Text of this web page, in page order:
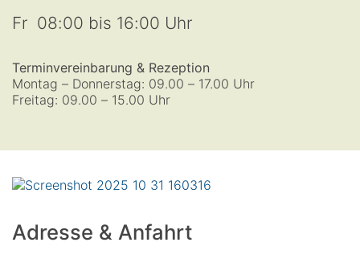
Fr 08:00 bis 16:00 Uhr
Terminvereinbarung & Rezeption
Montag – Donnerstag: 09.00 – 17.00 Uhr
Freitag: 09.00 – 15.00 Uhr
Adresse & Anfahrt